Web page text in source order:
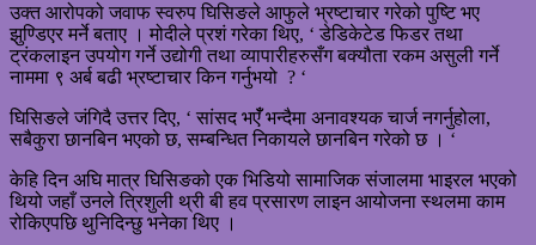
उक्त आरोपको जवाफ स्वरुप घिसिङले आफुले भ्रष्टाचार गरेको पुष्टि भए
झुण्डिएर मर्ने बताए । मोदीले प्रशं गरेका थिए, ‘ डेडिकेटेड फिडर तथा
ट्रंकलाइन उपयोग गर्ने उद्योगी तथा व्यापारीहरुसँग बक्यौता रकम असुली गर्ने
नाममा ९ अर्ब बढी भ्रष्टाचार किन गर्नुभयो ? ‘
घिसिङले जंगिदै उत्तर दिए, ‘ सांसद भएँँ भन्दैमा अनावश्यक चार्ज नगर्नुहोला,
सबैकुरा छानबिन भएको छ, सम्बन्धित निकायले छानबिन गरेको छ । ‘
केहि दिन अघि मात्र घिसिङको एक भिडियो सामाजिक संजालमा भाइरल भएको
थियो जहाँ उनले त्रिशुली थ्री बी हव प्रसारण लाइन आयोजना स्थलमा काम
रोकिएपछि थुनिदिन्छु भनेका थिए ।